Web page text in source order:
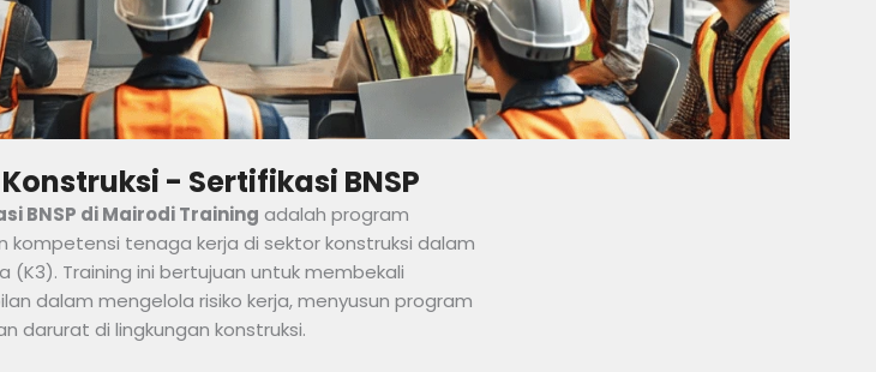
- Sertifikasi BNSP
BNSP di Mairodi Training adalah program
tenaga kerja di sektor konstruksi dalam
Training ini bertujuan untuk membekali
dalam mengelola risiko kerja, menyusun program
darurat di lingkungan konstruksi.